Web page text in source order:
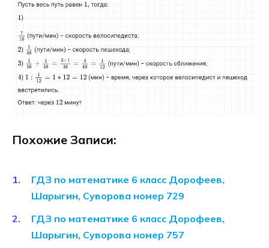
Похожие Записи:
ГДЗ по математике 6 класс Дорофеев,
Шарыгин, Суворова номер 729
ГДЗ по математике 6 класс Дорофеев,
Шарыгин, Суворова номер 757